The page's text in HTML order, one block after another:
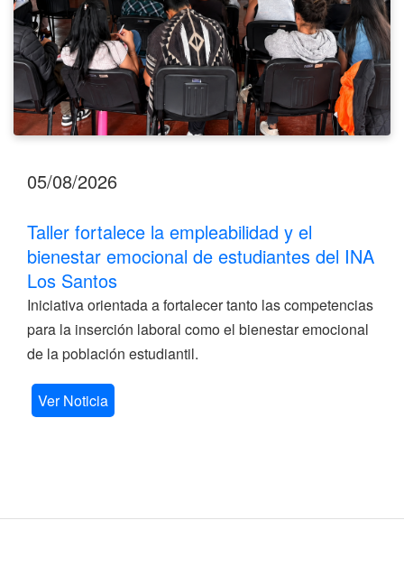
del
INA
Los
Santos
05/08/2026
Taller fortalece la empleabilidad y el
bienestar emocional de estudiantes del INA
Los Santos
Iniciativa orientada a fortalecer tanto las competencias
para la inserción laboral como el bienestar emocional
de la población estudiantil.
Ver Noticia